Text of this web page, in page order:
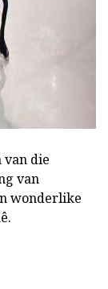
van die
van
wonderlike